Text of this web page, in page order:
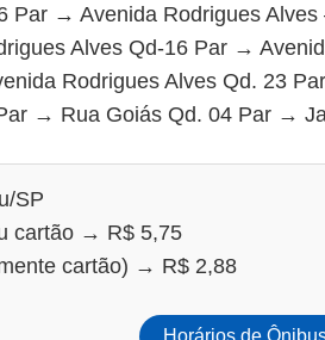
Par → Avenida Rodrigues
Alves Qd-16 Par →
Rodrigues Alves Qd. 23
→ Rua Goiás Qd. 04 Par →
SP
cartão → R$ 5,75
cartão) → R$ 2,88
Horários de